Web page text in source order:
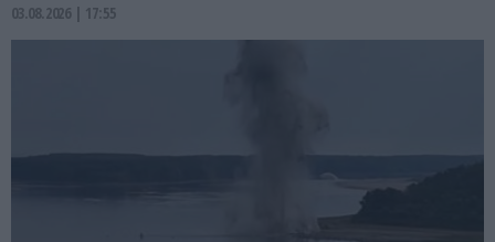
03.08.2026 | 17:55